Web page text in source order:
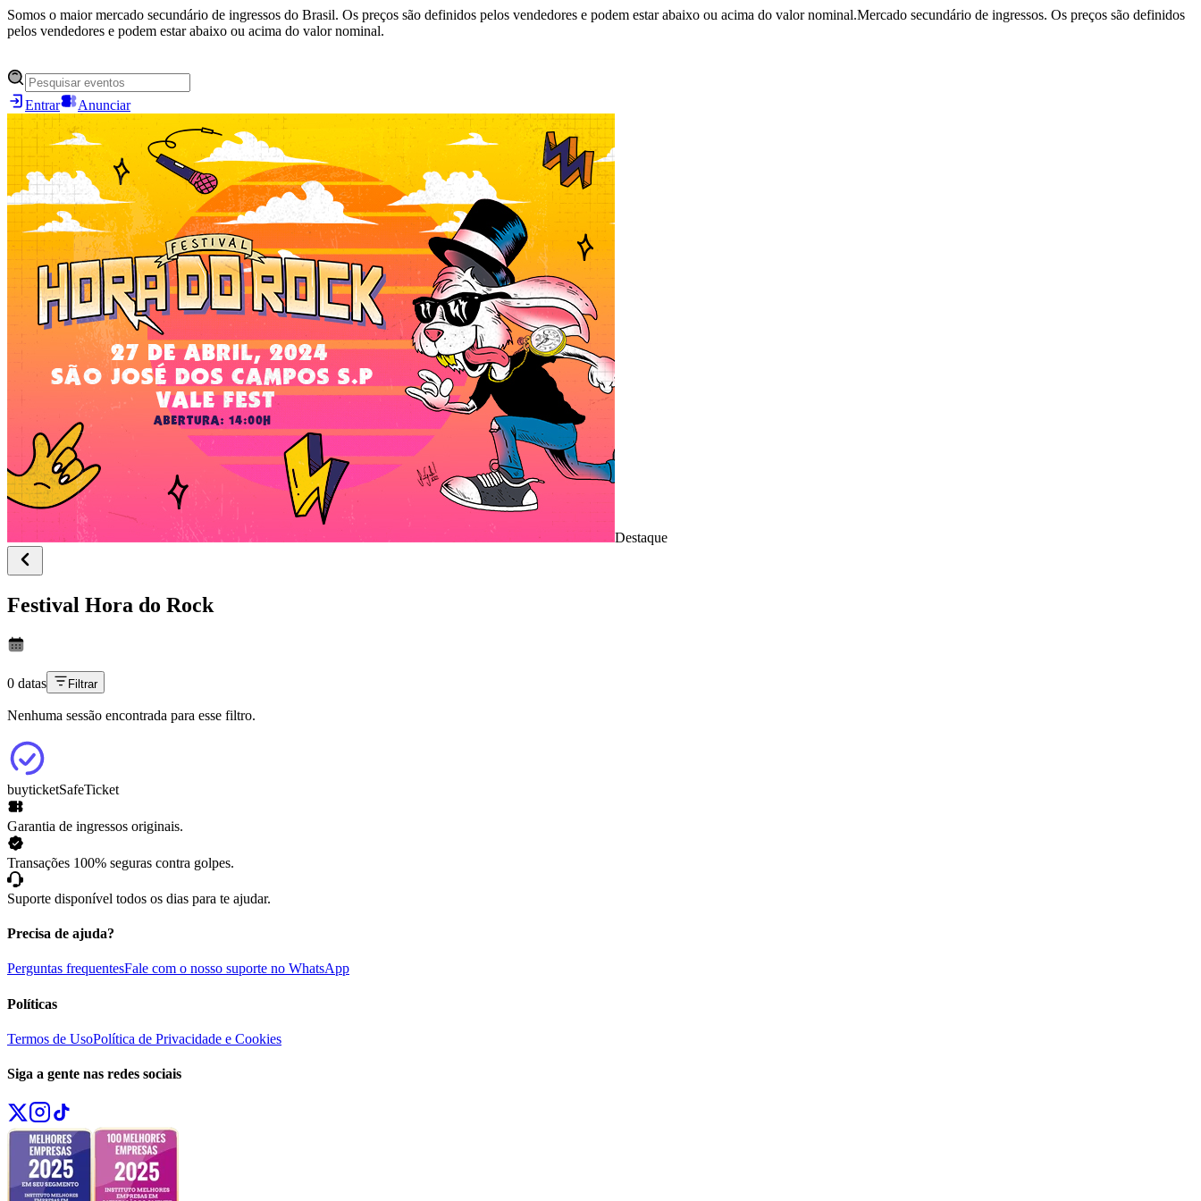
Somos o maior mercado secundário de ingressos do Brasil. Os preços são definidos pelos vendedores e podem estar abaixo ou acima do valor nominal.Mercado secundário de ingressos. Os preços são definidos
pelos vendedores e podem estar abaixo ou acima do valor nominal.
Entrar Anunciar
Destaque
Festival Hora do Rock
0 datas Filtrar
Nenhuma sessão encontrada para esse filtro.
buyticketSafeTicket
Garantia de ingressos originais.
Transações 100% seguras contra golpes.
Suporte disponível todos os dias para te ajudar.
Precisa de ajuda?
Perguntas frequentesFale com o nosso suporte no WhatsApp
Políticas
Termos de UsoPolítica de Privacidade e Cookies
Siga a gente nas redes sociais